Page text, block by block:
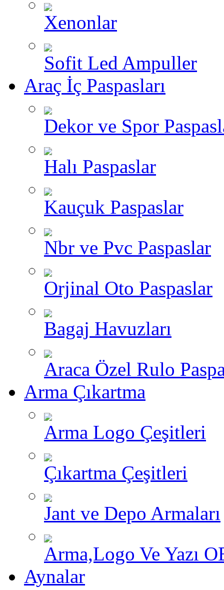
Xenonlar
Sofit Led Ampuller
Araç İç Paspasları
Dekor ve Spor
Halı Paspaslar
Kauçuk Paspaslar
Nbr ve Pvc Paspaslar
Orjinal Oto Paspaslar
Bagaj Havuzları
Araca Özel Rulo
Arma Çıkartma
Arma Logo Çeşitleri
Çıkartma Çeşitleri
Jant ve Depo Armaları
Arma,Logo Ve Yazı
Aynalar